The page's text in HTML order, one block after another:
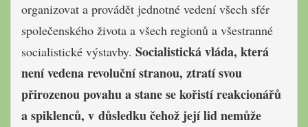
organizovat a provádět jednotné vedení všech sfér
společenského života a všech regionů a všestranné
socialistické výstavby. Socialistická vláda, která
není vedena revoluční stranou, ztratí svou
přirozenou povahu a stane se kořistí reakcionářů
a spiklenců, v důsledku čehož její lid nemůže